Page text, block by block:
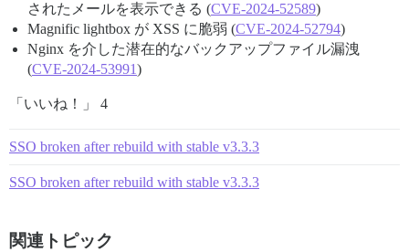
されたメールを表示できる (CVE-2024-52589)
Magnific lightbox が XSS に脆弱 (CVE-2024-52794)
Nginx を介した潜在的なバックアップファイル漏洩
(CVE-2024-53991)
「いいね！」 4
SSO broken after rebuild with stable v3.3.3
SSO broken after rebuild with stable v3.3.3
関連トピック